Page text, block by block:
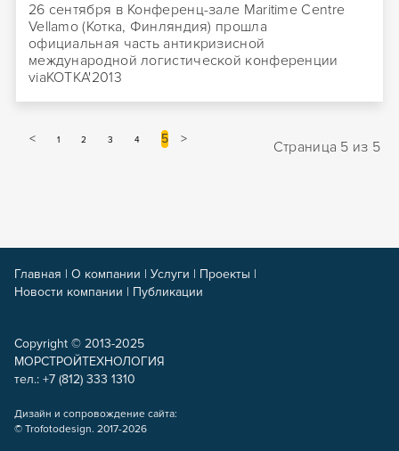
26 сентября в Конференц-зале Maritime Centre
Vellamo (Котка, Финляндия) прошла
официальная часть антикризисной
международной логистической конференции
viaKOTKA'2013
Страница 5 из 5
< 1 2 3 4 5 >
Copyright © 2013-2025
МОРСТРОЙТЕХНОЛОГИЯ
тел.: +7 (812) 333 1310
Главная | О компании | Услуги | Проекты |
Новости компании | Публикации
Дизайн и сопровождение сайта:
© Trofotodesign. 2017-2026